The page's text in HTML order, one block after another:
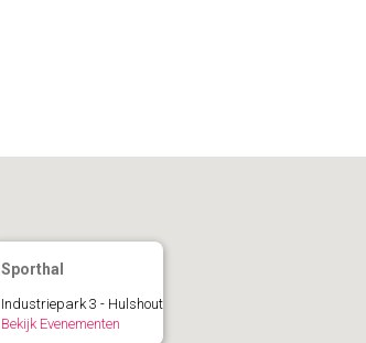
Sporthal
Industriepark 3 - Hulshout
Bekijk Evenementen